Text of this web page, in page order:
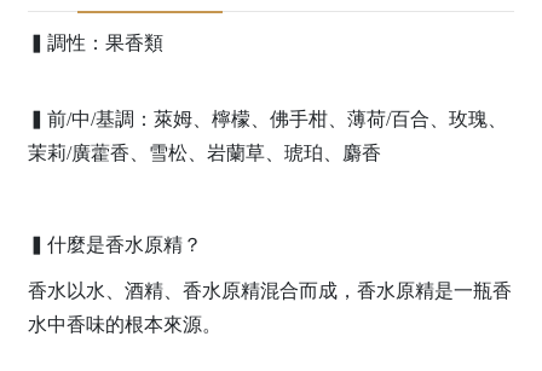
▍調性：果香類
▍前/中/基調：萊姆、檸檬、佛手柑、薄荷/百合、玫瑰、
茉莉/廣藿香、雪松、岩蘭草、琥珀、麝香
▍什麼是香水原精？
香水以水、酒精、香水原精混合而成，香水原精是一瓶香
水中香味的根本來源。